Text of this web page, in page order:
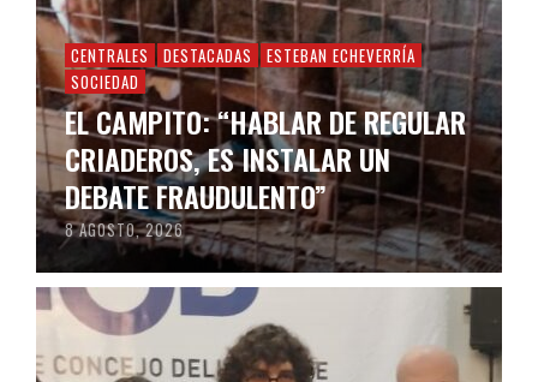
CENTRALES DESTACADAS
ESTEBAN ECHEVERRÍA
SOCIEDAD
EL CAMPITO: “HABLAR DE REGULAR
CRIADEROS, ES INSTALAR UN
DEBATE FRAUDULENTO”
8 AGOSTO, 2026